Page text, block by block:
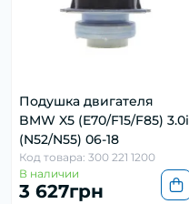
Подушка двигателя
BMW X5 (E70/F15/F85) 3.0i
(N52/N55) 06-18
Код товара: 300 221 1200
В наличии
3 627грн